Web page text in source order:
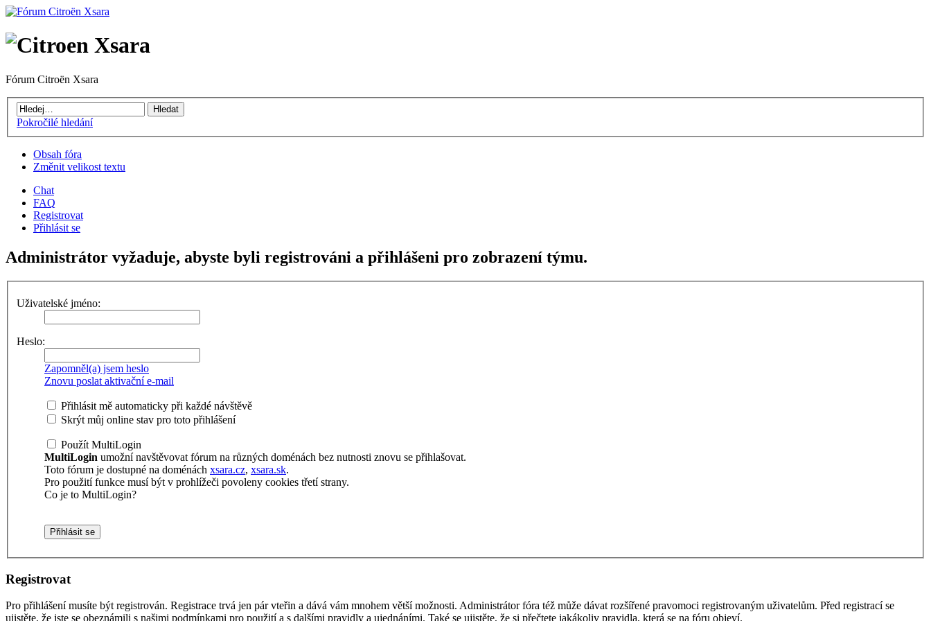
Fórum Citroën Xsara
Pokročilé hledání
Obsah fóra
Změnit velikost textu
Chat
FAQ
Registrovat
Přihlásit se
Administrátor vyžaduje, abyste byli registrováni a přihlášeni pro zobrazení týmu.
Uživatelské jméno:
Heslo:
Zapomněl(a) jsem heslo
Znovu poslat aktivační e-mail
Přihlásit mě automaticky při každé návštěvě
Skrýt můj online stav pro toto přihlášení
Použít MultiLogin
MultiLogin umožní navštěvovat fórum na různých doménách bez nutnosti znovu se přihlašovat.
Toto fórum je dostupné na doménách xsara.cz, xsara.sk.
Pro použití funkce musí být v prohlížeči povoleny cookies třetí strany.
Co je to MultiLogin?
Registrovat
Pro přihlášení musíte být registrován. Registrace trvá jen pár vteřin a dává vám mnohem větší možnosti. Administrátor fóra též může dávat rozšířené pravomoci registrovaným uživatelům. Před registrací se
ujistěte, že jste se obeznámili s našimi podmínkami pro použití a s dalšími pravidly a ujednáními. Také se ujistěte, že si přečtete jakákoliv pravidla, která se na fóru objeví.